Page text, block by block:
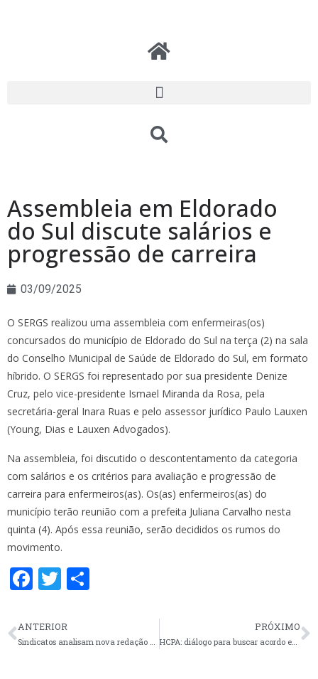
Assembleia em Eldorado
do Sul discute salários e
progressão de carreira
03/09/2025
O SERGS realizou uma assembleia com enfermeiras(os)
concursados do município de Eldorado do Sul na terça (2) na sala
do Conselho Municipal de Saúde de Eldorado do Sul, em formato
híbrido. O SERGS foi representado por sua presidente Denize
Cruz, pelo vice-presidente Ismael Miranda da Rosa, pela
secretária-geral Inara Ruas e pelo assessor jurídico Paulo Lauxen
(Young, Dias e Lauxen Advogados).
Na assembleia, foi discutido o descontentamento da categoria
com salários e os critérios para avaliação e progressão de
carreira para enfermeiros(as). Os(as) enfermeiros(as) do
município terão reunião com a prefeita Juliana Carvalho nesta
quinta (4). Após essa reunião, serão decididos os rumos do
movimento.
F
e
b
T
itt
er e
ANTERIOR
Sindicatos analisam nova redação de cláusula para Acordo do PDV no GHC
PRÓXIMO
HCPA: diálogo para buscar acordo em jornada